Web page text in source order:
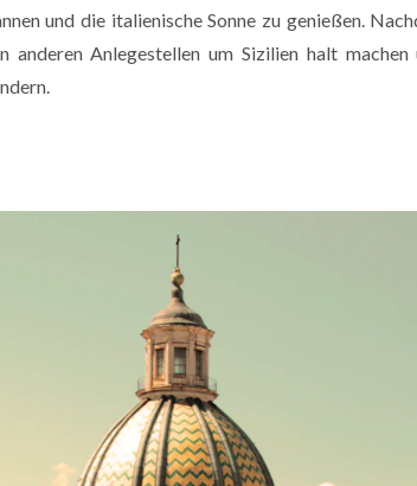
und die italienische Sonne zu genießen.
Anlegestellen um Sizilien halt